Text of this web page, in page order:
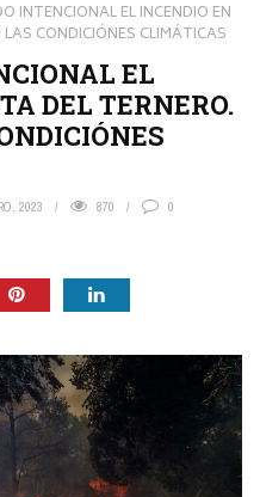
INTENCIONAL EL INCENDIO EN
CONDICIÓNES CLIMÁTICAS
EL
DEL TERNERO.
2023 870 0